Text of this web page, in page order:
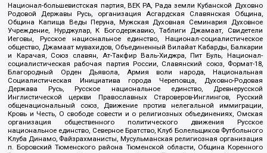
Национал-большевистская партия, ВЕК РА, Рада земли Кубанской Духовно
Родовой Державы Русь, организация Асгардская Славянская Община,
Община Капища Веды Перуна, Мужская Духовная Семинария Духовное
Учреждение, Нурджулар, К Богодержавию, Таблиги Джамаат, Свидетели
Иеговы, Русское национальное единство, Национал-социалистическое
общество, Джамаат мувахидов, Объединенный Вилайат Кабарды, Балкарии
и Карачая, Союз славян, Ат-Такфир Валь-Хиджра, Пит Буль, Национал-
социалистическая рабочая партия России, Славянский союз, Формат-18,
Благородный Орден Дьявола, Армия воли народа, Национальная
Социалистическая Инициатива города Череповца, Духовно-Родовая
Держава Русь, Русское национальное единство, Древнерусской
Инглистической церкви Православных Староверов-Инглингов, Русский
общенациональный союз, Движение против нелегальной иммиграции,
Кровь и Честь, О свободе совести и о религиозных объединениях, Омская
организация общественного политического движения Русское
национальное единство, Северное Братство, Клуб Болельщиков Футбольного
Клуба Динамо, Файзрахманисты, Мусульманская религиозная организация
п. Боровский Тюменского района Тюменской области, Община Коренного